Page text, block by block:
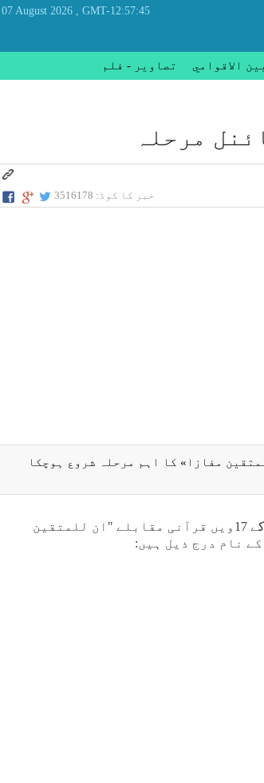
GMT-12:57:45
, Friday 07 August 2026
بين الاقوامي تصاوير - فلم
مرحلہ
خبر کا کوڈ: 3516178
مفازا» کا اہم مرحلہ شروع ہوچکا
ایکنا نیوز، الکوثر نیٹ ورک کے مطابق، ان قاریوں کے نام جو رمضان المبارک کے 17ویں قرآنی مقابلے "ان للمتقین
نام درج ذیل ہیں: